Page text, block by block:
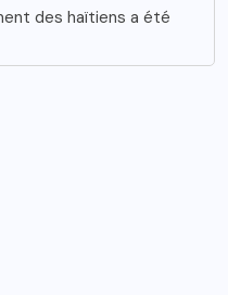
des haïtiens a été